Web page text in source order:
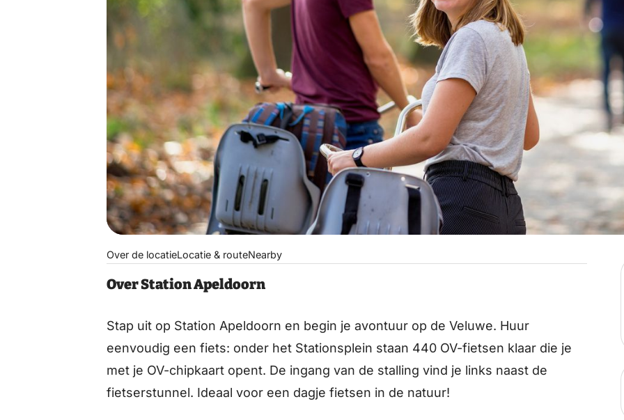
Over de locatieLocatie & routeNearby
Over Station Apeldoorn
Stap uit op Station Apeldoorn en begin je avontuur op de Veluwe. Huur
eenvoudig een fiets: onder het Stationsplein staan 440 OV-fietsen klaar die je
met je OV-chipkaart opent. De ingang van de stalling vind je links naast de
fietserstunnel. Ideaal voor een dagje fietsen in de natuur!